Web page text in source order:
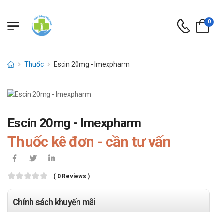
0
Thuốc Escin 20mg - Imexpharm
Escin 20mg - Imexpharm
Thuốc kê đơn - cần tư vấn
( 0 Reviews )
Chính sách khuyến mãi